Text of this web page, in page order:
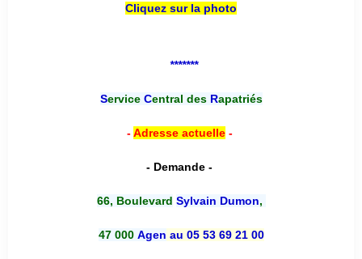
Cliquez sur la photo
*******
Service Central desRapatriés
-Adresse actuelle-
- Demande -
66, Boulevard Sylvain Dumon,
47 000 Agen au 05 53 69 21 00